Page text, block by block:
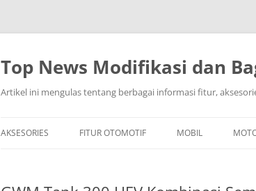
Top News Modifikasi dan
Artikel ini mengulas tentang berbagai informasi fitur,
AKSESORIES FITUR OTOMOTIF MOBIL